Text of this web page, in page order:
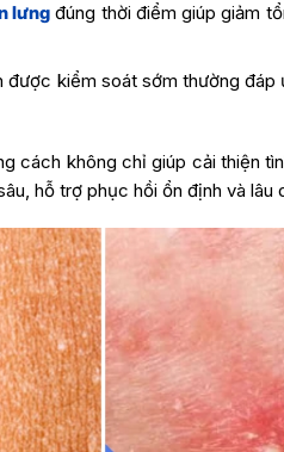
lưng đúng thời điểm giúp giảm
được kiểm soát sớm thường đáp
cách không chỉ giúp cải thiện
hỗ trợ phục hồi ổn định và lâu